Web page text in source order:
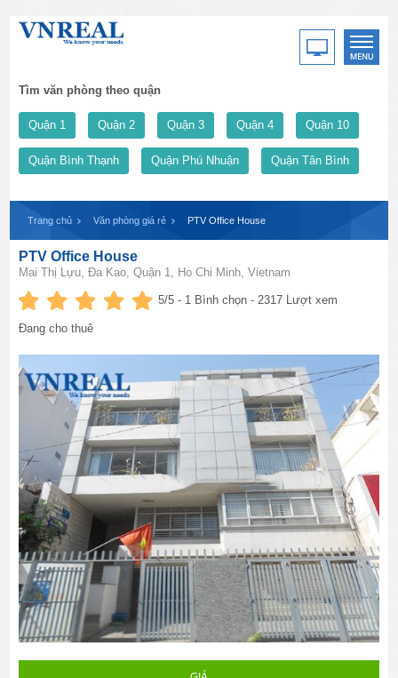
Tìm văn phòng theo quận
Quận 1 Quận 2 Quận 3 Quận 4 Quận 10
Quận Bình Thạnh Quận Phú Nhuận Quận Tân Bình
Trang chủ Văn phòng giá rẻ PTV Office House
PTV Office House
Mai Thị Lựu, Đa Kao, Quận 1, Ho Chi Minh, Vietnam
5/5 - 1 Bình chọn - 2317 Lượt xem
Đang cho thuê